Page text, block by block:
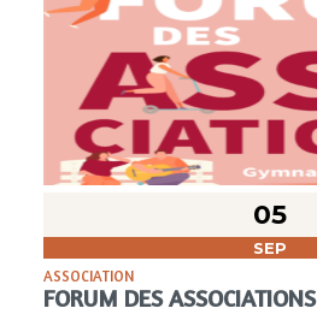
05
SEP
ASSOCIATION
FORUM DES ASSOCIATIONS